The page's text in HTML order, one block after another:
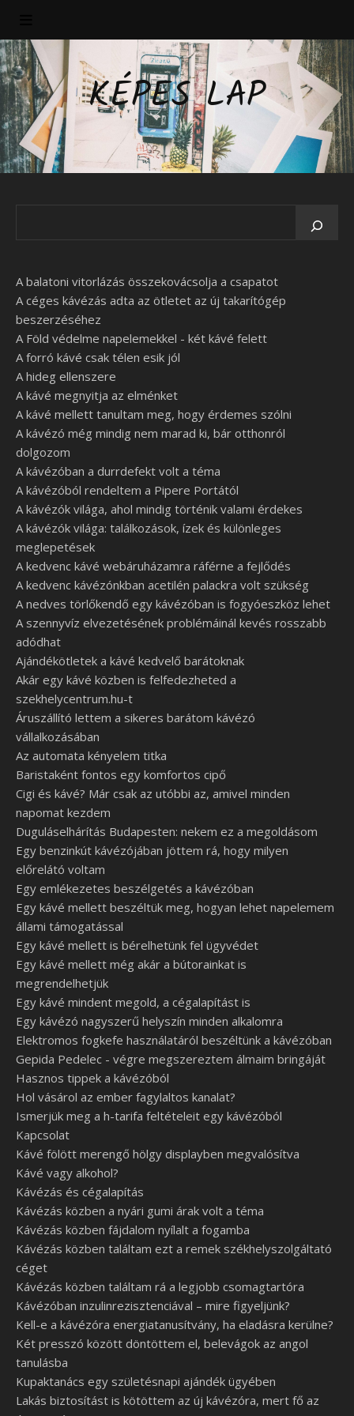
KÉPES LAP
A balatoni vitorlázás összekovácsolja a csapatot
A céges kávézás adta az ötletet az új takarítógép
beszerzéséhez
A Föld védelme napelemekkel - két kávé felett
A forró kávé csak télen esik jól
A hideg ellenszere
A kávé megnyitja az elménket
A kávé mellett tanultam meg, hogy érdemes szólni
A kávézó még mindig nem marad ki, bár otthonról
dolgozom
A kávézóban a durrdefekt volt a téma
A kávézóból rendeltem a Pipere Portától
A kávézók világa, ahol mindig történik valami érdekes
A kávézók világa: találkozások, ízek és különleges
meglepetések
A kedvenc kávé webáruházamra ráférne a fejlődés
A kedvenc kávézónkban acetilén palackra volt szükség
A nedves törlőkendő egy kávézóban is fogyóeszköz lehet
A szennyvíz elvezetésének problémáinál kevés rosszabb
adódhat
Ajándékötletek a kávé kedvelő barátoknak
Akár egy kávé közben is felfedezheted a
szekhelycentrum.hu-t
Áruszállító lettem a sikeres barátom kávézó
vállalkozásában
Az automata kényelem titka
Baristaként fontos egy komfortos cipő
Cigi és kávé? Már csak az utóbbi az, amivel minden
napomat kezdem
Duguláselhárítás Budapesten: nekem ez a megoldásom
Egy benzinkút kávézójában jöttem rá, hogy milyen
előrelátó voltam
Egy emlékezetes beszélgetés a kávézóban
Egy kávé mellett beszéltük meg, hogyan lehet napelemem
állami támogatással
Egy kávé mellett is bérelhetünk fel ügyvédet
Egy kávé mellett még akár a bútorainkat is
megrendelhetjük
Egy kávé mindent megold, a cégalapítást is
Egy kávézó nagyszerű helyszín minden alkalomra
Elektromos fogkefe használatáról beszéltünk a kávézóban
Gepida Pedelec - végre megszereztem álmaim bringáját
Hasznos tippek a kávézóból
Hol vásárol az ember fagylaltos kanalat?
Ismerjük meg a h-tarifa feltételeit egy kávézóból
Kapcsolat
Kávé fölött merengő hölgy displayben megvalósítva
Kávé vagy alkohol?
Kávézás és cégalapítás
Kávézás közben a nyári gumi árak volt a téma
Kávézás közben fájdalom nyílalt a fogamba
Kávézás közben találtam ezt a remek székhelyszolgáltató
céget
Kávézás közben találtam rá a legjobb csomagtartóra
Kávézóban inzulinrezisztenciával – mire figyeljünk?
Kell-e a kávézóra energiatanusítvány, ha eladásra kerülne?
Két presszó között döntöttem el, belevágok az angol
tanulásba
Kupaktanács egy születésnapi ajándék ügyében
Lakás biztosítást is kötöttem az új kávézóra, mert fő az